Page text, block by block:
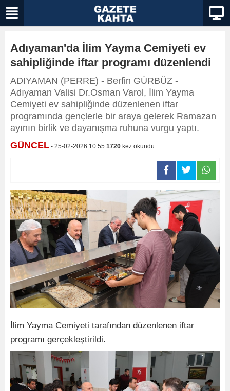
Adıyaman'da İlim Yayma Cemiyeti ev
sahipliğinde iftar programı düzenlendi
ADIYAMAN (PERRE) - Berfin GÜRBÜZ -
Adıyaman Valisi Dr.Osman Varol, İlim Yayma
Cemiyeti ev sahipliğinde düzenlenen iftar
programında gençlerle bir araya gelerek Ramazan
ayının birlik ve dayanışma ruhuna vurgu yaptı.
GÜNCEL - 25-02-2026 10:55 1720 kez okundu.
İlim Yayma Cemiyeti tarafından düzenlenen iftar
programı gerçekleştirildi.